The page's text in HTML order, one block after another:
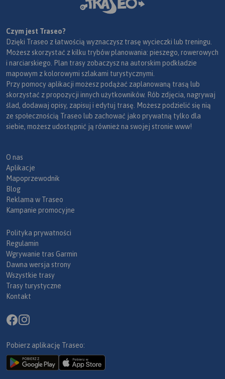
Czym jest Traseo?
Dzięki Traseo z łatwością wyznaczysz trasę wycieczki lub treningu.
Możesz skorzystać z kilku trybów planowania: pieszego, rowerowych
i narciarskiego. Plan trasy zobaczysz na autorskim podkładzie
mapowym z kolorowymi szlakami turystycznymi.
Przy pomocy aplikacji możesz podążać zaplanowaną trasą lub
skorzystać z propozycji innych użytkowników. Rób zdjęcia, nagrywaj
ślad, dodawaj opisy, zapisuj i edytuj trasę. Możesz podzielić się nią
ze społecznością Traseo lub zachować jako prywatną tylko dla
siebie, możesz udostępnić ją również na swojej stronie www!
O nas
Aplikacje
Mapoprzewodnik
Blog
Reklama w Traseo
Kampanie promocyjne
Polityka prywatności
Regulamin
Wgrywanie tras Garmin
Dawna wersja strony
Wszystkie trasy
Trasy turystyczne
Kontakt
Pobierz aplikację Traseo: